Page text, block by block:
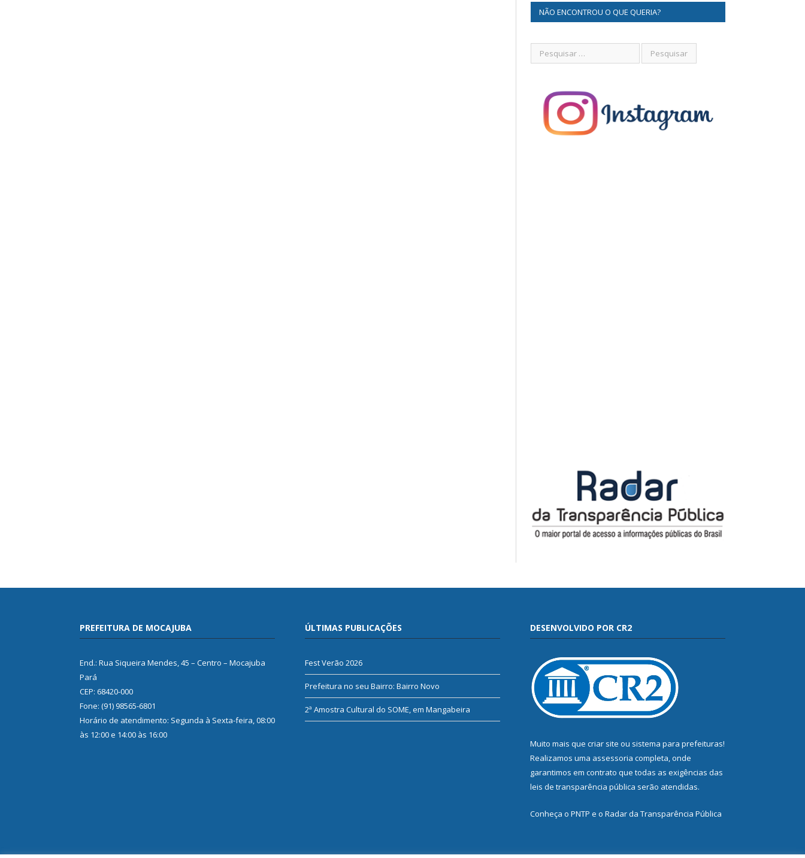
NÃO ENCONTROU O QUE QUERIA?
PREFEITURA DE MOCAJUBA
End.: Rua Siqueira Mendes, 45 – Centro – Mocajuba
Pará
CEP: 68420-000
Fone: (91) 98565-6801
Horário de atendimento: Segunda à Sexta-feira, 08:00
às 12:00 e 14:00 às 16:00
ÚLTIMAS PUBLICAÇÕES
Fest Verão 2026
Prefeitura no seu Bairro: Bairro Novo
2ª Amostra Cultural do SOME, em Mangabeira
DESENVOLVIDO POR CR2
Muito mais que criar site ou sistema para prefeituras!
Realizamos uma assessoria completa, onde
garantimos em contrato que todas as exigências das
leis de transparência pública serão atendidas.
Conheça o PNTP e o Radar da Transparência Pública